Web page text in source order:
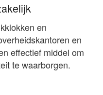
en
en
effectief middel om
te waarborgen.